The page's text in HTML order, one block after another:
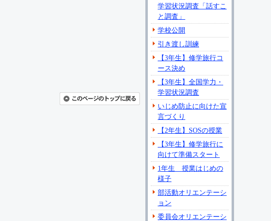
学習状況調査「話すこ
と調査」
学校公開
引き渡し訓練
【3年生】修学旅行コ
ース決め
【3年生】全国学力・
学習状況調査
いじめ防止に向けた宣
言づくり
【2年生】SOSの授業
【3年生】修学旅行に
向けて準備スタート
1年生 授業はじめの
様子
部活動オリエンテーシ
ョン
委員会オリエンテーシ